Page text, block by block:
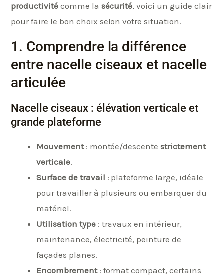
productivité comme la sécurité, voici un guide clair
pour faire le bon choix selon votre situation.
1. Comprendre la différence
entre nacelle ciseaux et nacelle
articulée
Nacelle ciseaux : élévation verticale et
grande plateforme
Mouvement: montée/descente strictement
verticale.
Surface de travail : plateforme large, idéale
pour travailler à plusieurs ou embarquer du
matériel.
Utilisation type : travaux en intérieur,
maintenance, électricité, peinture de
façades planes.
Encombrement: format compact, certains